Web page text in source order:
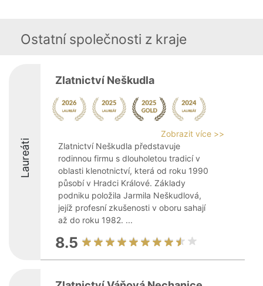
Ostatní společnosti z kraje
Laureáti
Zlatnictví Neškudla
Zobrazit více >>
Zlatnictví Neškudla představuje
rodinnou firmu s dlouholetou tradicí v
oblasti klenotnictví, která od roku 1990
působí v Hradci Králové. Základy
podniku položila Jarmila Neškudlová,
jejíž profesní zkušenosti v oboru sahají
až do roku 1982. ...
8.5